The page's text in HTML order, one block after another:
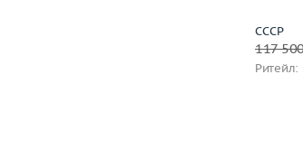
СССР
117